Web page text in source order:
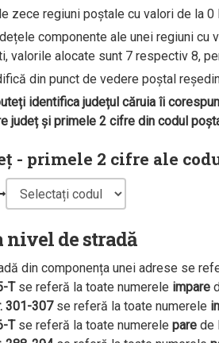
zece regiuni poștale cu valori de la 0
componente ale unei regiuni cu
valorile alocate sunt 7 respectiv 8,
din punct de vedere poștal
identifica județul căruia îi
județ și primele 2 cifre din codul
- primele 2 cifre ale
nivel de stradă
din componența unei adrese se
Tse referă la toate numerele impare
301-307se referă la toate numerele
Tse referă la toate numerele pare de